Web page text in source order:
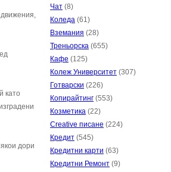
като
дори
Чат (8)
Коледа (61)
Вземания (28)
Треньорска (655)
Кафе (125)
Колеж Университет (307)
Готварски (226)
Копирайтинг (553)
Козметика (22)
Creative писане (224)
Кредит (545)
Кредитни карти (63)
Кредитни Ремонт (9)